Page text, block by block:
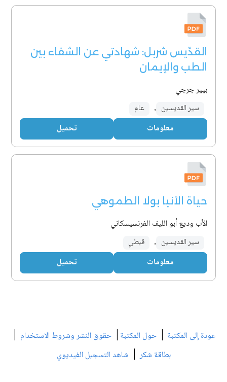
القدّيس شربل: شهادتي عن الشفاء بين
الطب والإيمان
بيير جرجي
سير القديسين , عام
معلومات تحميل
حياة الأنبا بولا الطموهي
الأب وديع أبو الليف الفرنسيسكاني
سير القديسين , قبطي
معلومات تحميل
عودة إلى المكتبة | حول المكتبة | حقوق النشر وشروط الاستخدام |
بطاقة شكر| شاهد التسجيل الفيديوي